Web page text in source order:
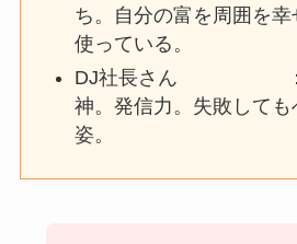
ち。自分の富を周囲を
使っている。
DJ社長さん ：チ
神。発信力。失敗して
姿。